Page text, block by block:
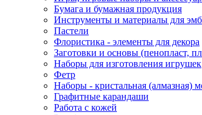
Бумага и бумажная продукция
Инструменты и материалы для
Пастели
Флористика - элементы для декора
Заготовки и основы (пенопласт,
Наборы для изготовления игрушек
Фетр
Наборы - кристальная (алмазная)
Графитные карандаши
Работа с кожей